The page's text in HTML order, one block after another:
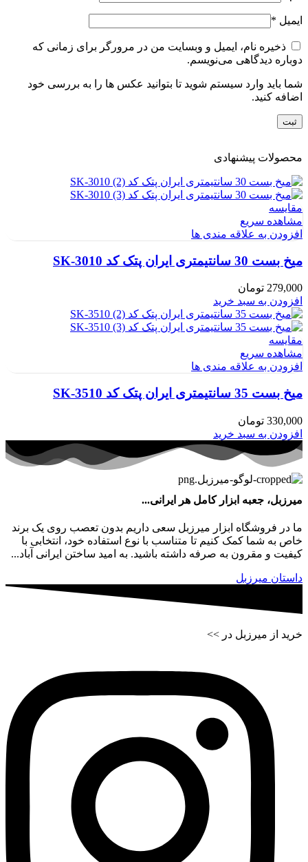
ایمیل *
ذخیره نام، ایمیل و وبسایت من در مرورگر برای زمانی که
دوباره دیدگاهی می‌نویسم.
شما باید وارد سیستم شوید تا بتوانید عکس ها را به بررسی خود
اضافه کنید.
محصولات پیشنهادی
مقایسه
مشاهده سریع
افزودن به علاقه مندی ها
میخ بست 30 سانتیمتری ایران پتک کد SK-3010
279,000 تومان
افزودن به سبد خرید
مقایسه
مشاهده سریع
افزودن به علاقه مندی ها
میخ بست 35 سانتیمتری ایران پتک کد SK-3510
330,000 تومان
افزودن به سبد خرید
میرزبل، جعبه ابزار کامل هر ایرانی...
ما در فروشگاه ابزار میرزبل سعی داریم بدون تعصب روی یک برند
خاص به شما کمک کنیم تا متناسب با نوع استفاده خود، انتخابی با
کیفیت و مقرون به صرفه داشته باشید. به امید ساختن ایرانی آباد...
داستان میرزبل
خرید از میرزبل در >>